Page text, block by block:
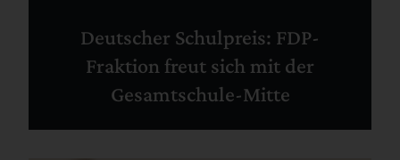
Deutscher Schulpreis: FDP-
Fraktion freut sich mit der
Gesamtschule-Mitte